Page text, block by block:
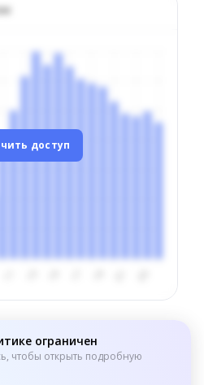
доступ
ограничен
чтобы открыть подробную